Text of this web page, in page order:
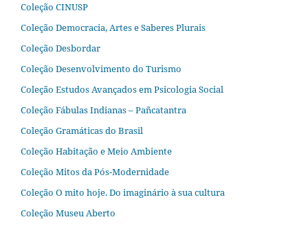
Coleção CINUSP
Coleção Democracia, Artes e Saberes Plurais
Coleção Desbordar
Coleção Desenvolvimento do Turismo
Coleção Estudos Avançados em Psicologia Social
Coleção Fábulas Indianas – Pañcatantra
Coleção Gramáticas do Brasil
Coleção Habitação e Meio Ambiente
Coleção Mitos da Pós-Modernidade
Coleção O mito hoje. Do imaginário à sua cultura
Coleção Museu Aberto